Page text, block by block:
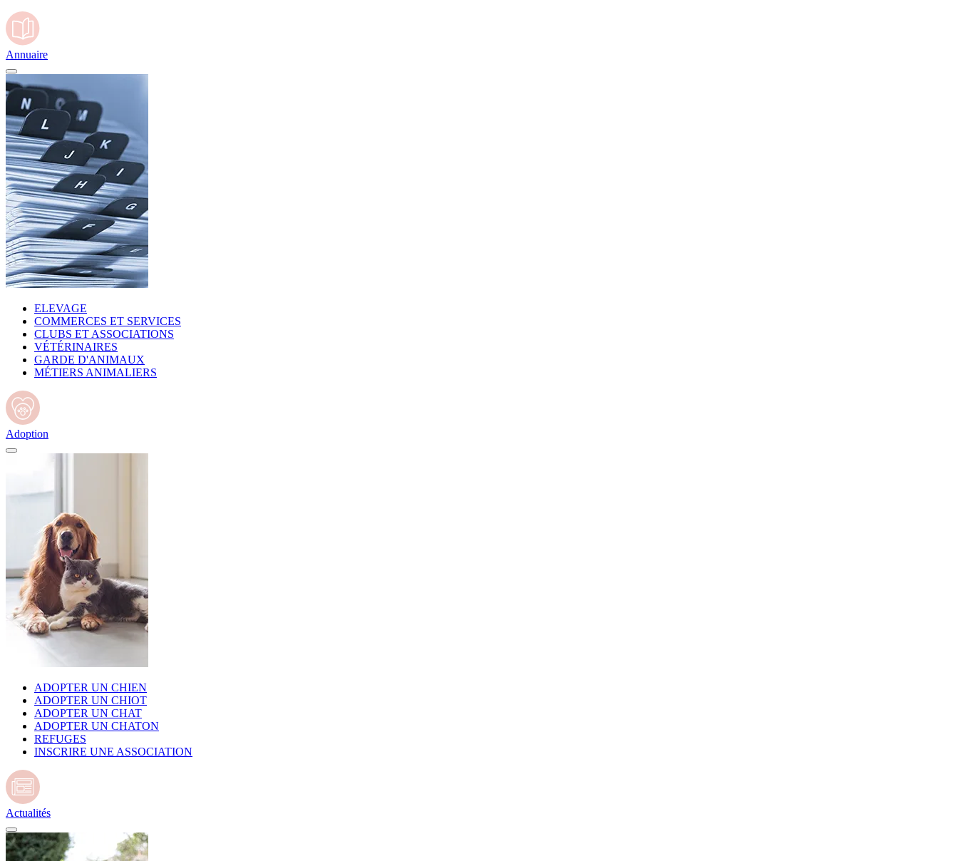
Annuaire
ELEVAGE
COMMERCES ET SERVICES
CLUBS ET ASSOCIATIONS
VÉTÉRINAIRES
GARDE D'ANIMAUX
MÉTIERS ANIMALIERS
Adoption
ADOPTER UN CHIEN
ADOPTER UN CHIOT
ADOPTER UN CHAT
ADOPTER UN CHATON
REFUGES
INSCRIRE UNE ASSOCIATION
Actualités